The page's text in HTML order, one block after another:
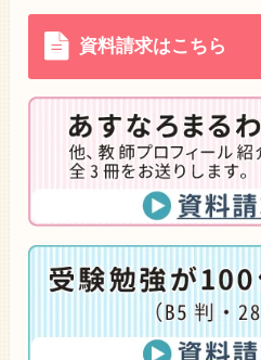
資料請求はこちら